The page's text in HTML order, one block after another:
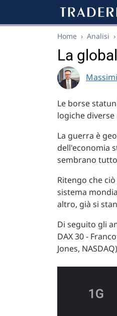
Home › Analisi ›
La
Le borse
logiche
La guerra è
dell'economia
sembrano
Ritengo che
sistema
altro, già si
Di seguito gli
DAX 30 -
Jones,